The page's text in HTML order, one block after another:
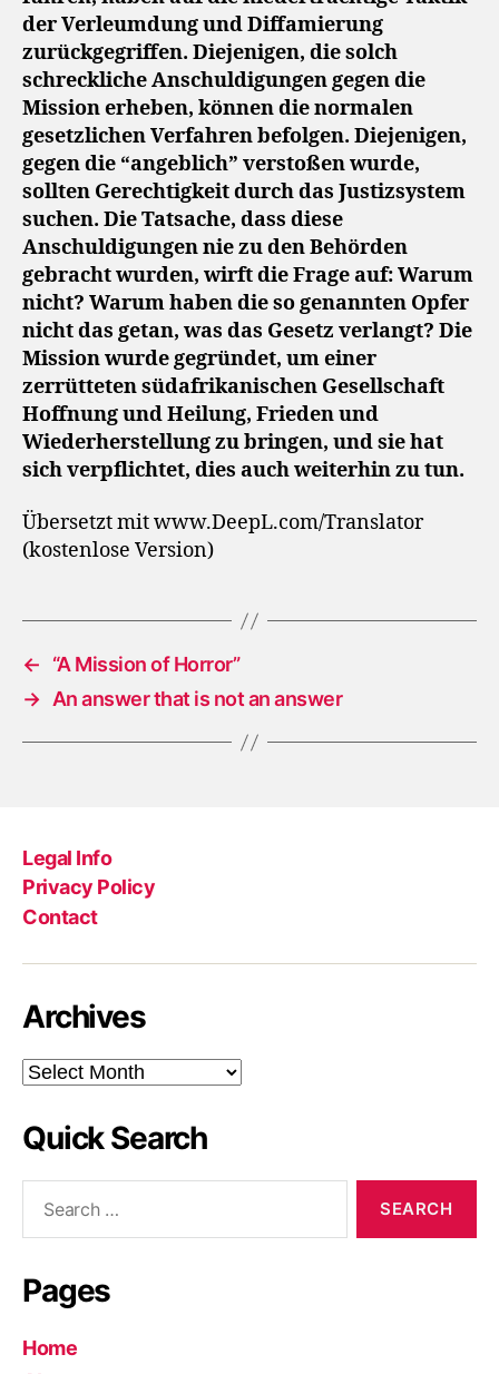
der Verleumdung und Diffamierung
zurückgegriffen. Diejenigen, die solch
schreckliche Anschuldigungen gegen die
Mission erheben, können die normalen
gesetzlichen Verfahren befolgen. Diejenigen,
gegen die “angeblich” verstoßen wurde,
sollten Gerechtigkeit durch das Justizsystem
suchen. Die Tatsache, dass diese
Anschuldigungen nie zu den Behörden
gebracht wurden, wirft die Frage auf: Warum
nicht? Warum haben die so genannten Opfer
nicht das getan, was das Gesetz verlangt? Die
Mission wurde gegründet, um einer
zerrütteten südafrikanischen Gesellschaft
Hoffnung und Heilung, Frieden und
Wiederherstellung zu bringen, und sie hat
sich verpflichtet, dies auch weiterhin zu tun.
Übersetzt mit www.DeepL.com/Translator
(kostenlose Version)
←
“A Mission of Horror”
→ An answer that is not an answer
Legal Info
Privacy Policy
Contact
Archives
Archives
Quick Search
Pages
Home